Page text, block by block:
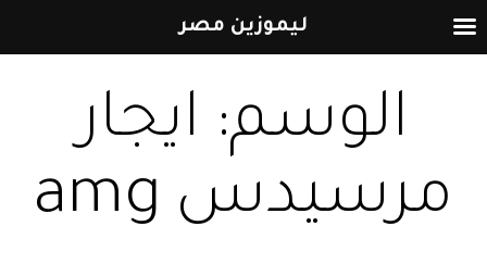
إلى
المحتوىالوسم: ايجار
مرسيدس amg
ليموزين مصر